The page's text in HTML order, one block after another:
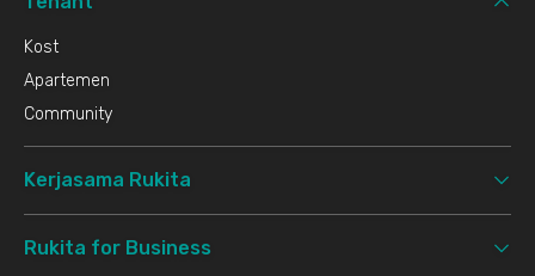
Kost
Apartemen
Community
Kerjasama Rukita
Rukita for Business